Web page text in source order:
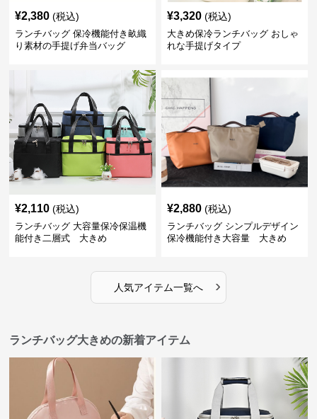
¥2,380 (税込)
ランチバッグ 保冷機能付き畝織
り素材の手提げ弁当バッグ
¥3,320 (税込)
大きめ保冷ランチバッグ おしゃ
れな手提げタイプ
¥2,110 (税込)
ランチバッグ 大容量保冷保温機
能付き二層式 大きめ
¥2,880 (税込)
ランチバッグ シンプルデザイン
保冷機能付き大容量 大きめ
人気アイテム一覧へ ›
ランチバッグ大きめの新着アイテム